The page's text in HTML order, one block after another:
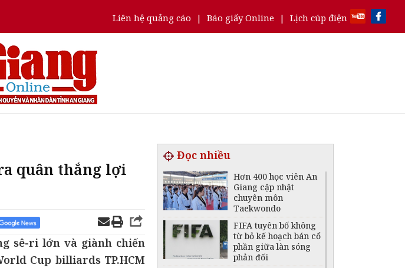
Liên hệ quảng cáo | Báo giấy Online | Lịch cúp điện
quân thắng lợi
sê-ri lớn và giành chiến
Cup billiards TP.HCM
Đọc nhiều
Hơn 400 học viên An
Giang cập nhật
chuyên môn
Taekwondo
FIFA tuyên bố không
từ bỏ kế hoạch bán cổ
phần giữa làn sóng
phản đối